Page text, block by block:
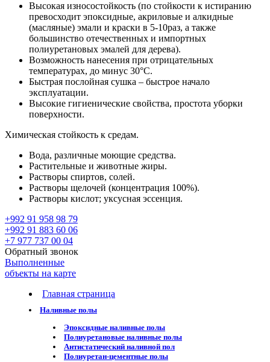
Высокая износостойкость (по стойкости к истиранию
превосходит эпоксидные, акриловые и алкидные
(масляные) эмали и краски в 5-10раз, а также
большинство отечественных и импортных
полиуретановых эмалей для дерева).
Возможность нанесения при отрицательных
температурах, до минус 30°С.
Быстрая послойная сушка – быстрое начало
эксплуатации.
Высокие гигиенические свойства, простота уборки
поверхности.
Химическая стойкость к средам.
Вода, различные моющие средства.
Растительные и животные жиры.
Растворы спиртов, солей.
Растворы щелочей (концентрация 100%).
Растворы кислот; уксусная эссенция.
+992 91 958 98 79
+992 91 883 60 06
+7 977 737 00 04
Обратный звонок
Выполненные
объекты на карте
Главная страница
Наливные полы
Эпоксидные наливные полы
Полиуретановые наливные полы
Антистатический наливной пол
Полиуретан-цементные полы